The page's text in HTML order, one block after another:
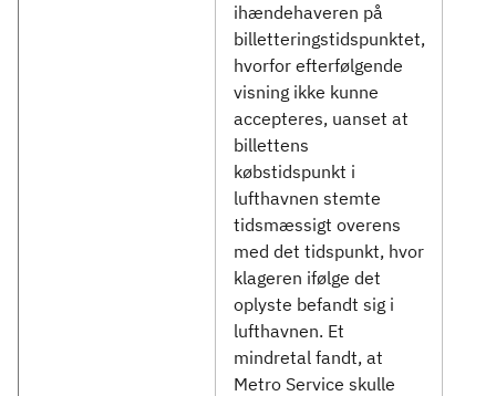
ihændehaveren på
billetteringstidspunktet,
hvorfor efterfølgende
visning ikke kunne
accepteres, uanset at
billettens
købstidspunkt i
lufthavnen stemte
tidsmæssigt overens
med det tidspunkt, hvor
klageren ifølge det
oplyste befandt sig i
lufthavnen. Et
mindretal fandt, at
Metro Service skulle